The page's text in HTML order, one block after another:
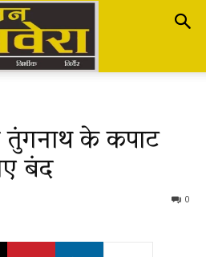
तुंगनाथ के कपाट
बंद
0